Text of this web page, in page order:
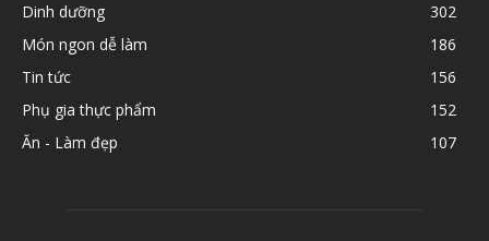
Dinh dưỡng
302
Món ngon dễ làm
186
Tin tức
156
Phụ gia thực phẩm
152
Ăn - Làm đẹp
107